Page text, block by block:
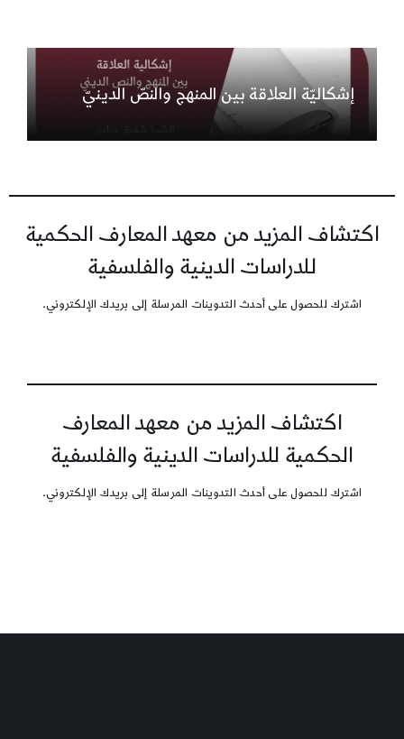
إشكاليّة العلاقة بين المنهج والنصّ الدينيّ
اكتشاف المزيد من معهد المعارف الحكمية
للدراسات الدينية والفلسفية
اشترك للحصول على أحدث التدوينات المرسلة إلى بريدك الإلكتروني.
اكتشاف المزيد من معهد المعارف
الحكمية للدراسات الدينية والفلسفية
اشترك للحصول على أحدث التدوينات المرسلة إلى بريدك الإلكتروني.